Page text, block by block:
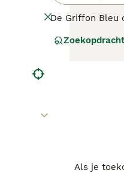
De Griffon Bleu
kruising tussen
Als je